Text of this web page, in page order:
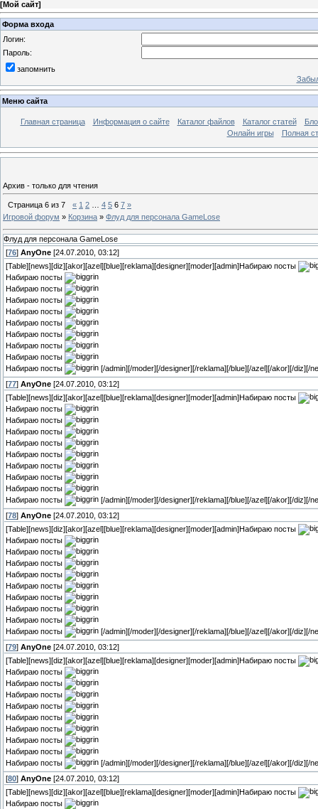
[Мой сайт]
Форма входа
Логин:
Пароль:
запомнить
Меню сайта
Главная страница Информация о сайте Каталог файлов Каталог статей
Онлайн игры
Полная
Архив - только для чтения
Страница 6 из 7 « 1 2 4 5 6 7 »
Игровой форум » Корзина » Флуд для персонала GameLose
Флуд для персонала GameLose
[76] AnyOne [24.07.2010, 03:12]
[Table][news][diz][akor][azel][blue][reklama][designer][moder][admin]Набираю посты
Набираю посты
Набираю посты
Набираю посты
Набираю посты
Набираю посты
Набираю посты
Набираю посты
Набираю посты
Набираю посты
[/admin][/moder][/designer][/reklama][/blue][/azel][/akor][/diz][/
[77] AnyOne [24.07.2010, 03:12]
[Table][news][diz][akor][azel][blue][reklama][designer][moder][admin]Набираю посты
Набираю посты
Набираю посты
Набираю посты
Набираю посты
Набираю посты
Набираю посты
Набираю посты
Набираю посты
Набираю посты
[/admin][/moder][/designer][/reklama][/blue][/azel][/akor][/diz][/
[78] AnyOne [24.07.2010, 03:12]
[Table][news][diz][akor][azel][blue][reklama][designer][moder][admin]Набираю посты
Набираю посты
Набираю посты
Набираю посты
Набираю посты
Набираю посты
Набираю посты
Набираю посты
Набираю посты
Набираю посты
[/admin][/moder][/designer][/reklama][/blue][/azel][/akor][/diz][/
[79] AnyOne [24.07.2010, 03:12]
[Table][news][diz][akor][azel][blue][reklama][designer][moder][admin]Набираю посты
Набираю посты
Набираю посты
Набираю посты
Набираю посты
Набираю посты
Набираю посты
Набираю посты
Набираю посты
Набираю посты
[/admin][/moder][/designer][/reklama][/blue][/azel][/akor][/diz][/
[80] AnyOne [24.07.2010, 03:12]
[Table][news][diz][akor][azel][blue][reklama][designer][moder][admin]Набираю посты
Набираю посты